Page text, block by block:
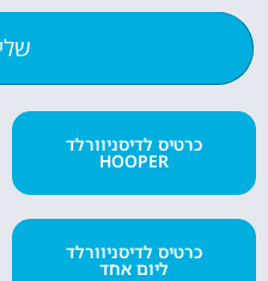
כרטיס לדיסניוורלד
HOOPER
כרטיס לדיסניוורלד
ליום אחד